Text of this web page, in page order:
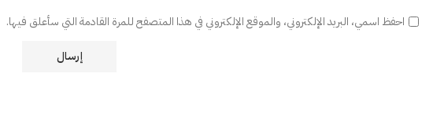
احفظ اسمي، البريد الإلكتروني، والموقع الإلكتروني في هذا المتصفح للمرة القادمة التي سأعلق فيها.